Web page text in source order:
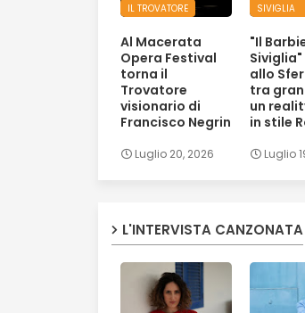
IL TROVATORE
Al Macerata
Opera Festival
torna il
Trovatore
visionario di
Francisco Negrin
Luglio 20, 2026
SIVIGLIA
"Il
allo
tra
un
in stile
Luglio
L'INTERVISTA CANZONATA